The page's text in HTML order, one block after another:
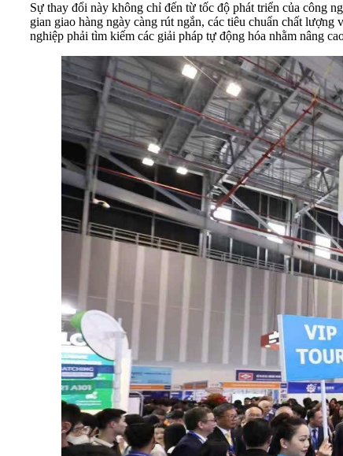
Sự thay đổi này không chỉ đến từ tốc độ phát triển của công
gian giao hàng ngày càng rút ngắn, các tiêu chuẩn chất
nghiệp phải tìm kiếm các giải pháp tự động hóa nhằm nâng